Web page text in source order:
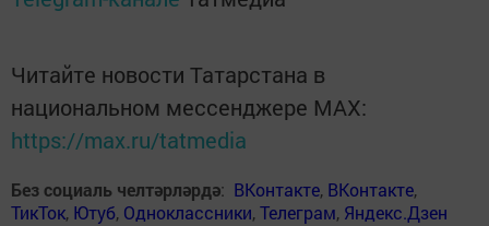
Читайте новости Татарстана в
национальном мессенджере MАХ:
https://max.ru/tatmedia
Без социаль челтәрләрдә: ВКонтакте, ВКонтакте,
ТикТок, Ютуб, Одноклассники,Телеграм, Яндекс.Дзен